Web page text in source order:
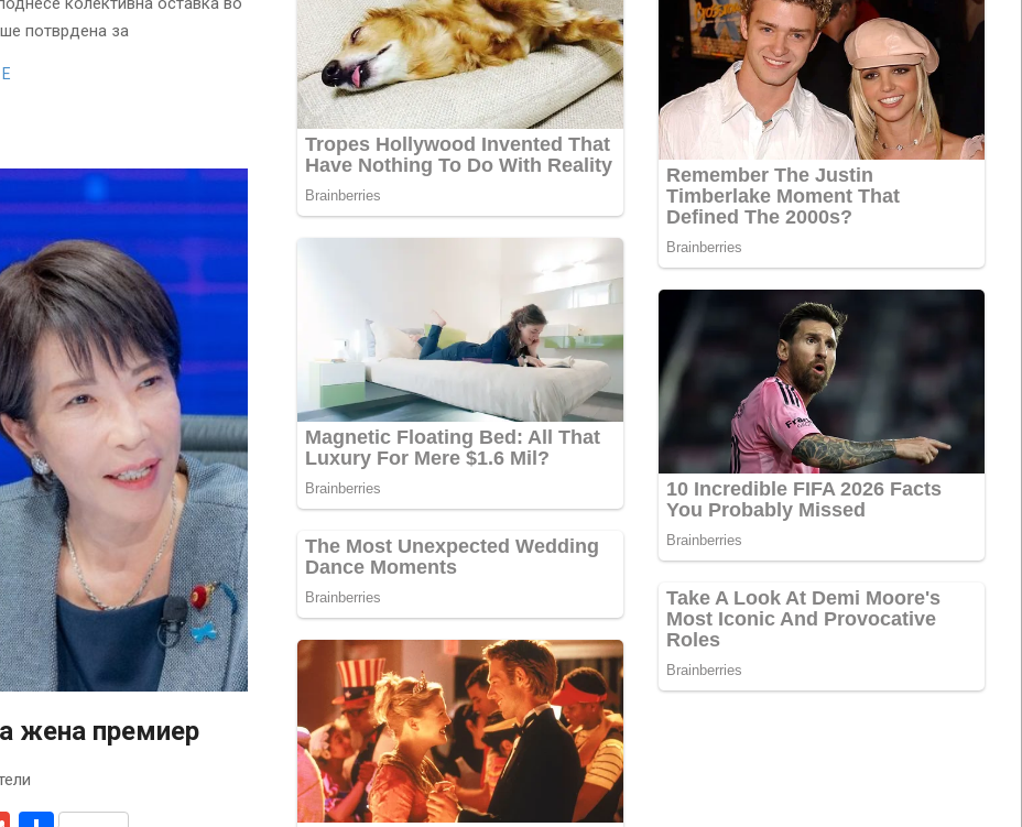
потврдена за
жена премиер